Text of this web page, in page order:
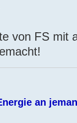
von FS mit
an